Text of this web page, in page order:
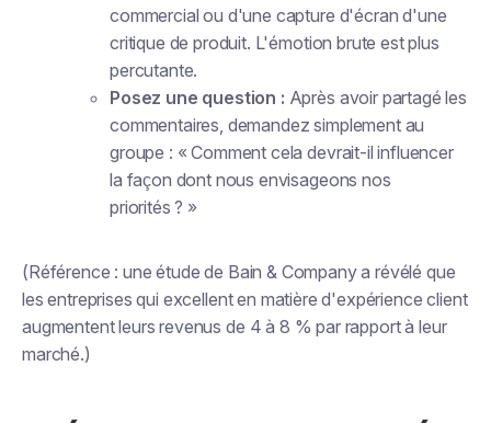
commercial ou d'une capture d'écran d'une
critique de produit. L'émotion brute est plus
percutante.
Posez une question : Après avoir partagé les
commentaires, demandez simplement au
groupe : « Comment cela devrait-il influencer
la façon dont nous envisageons nos
priorités ? »
(Référence : une étude de Bain & Company a révélé que
les entreprises qui excellent en matière d'expérience client
augmentent leurs revenus de 4 à 8 % par rapport à leur
marché.)